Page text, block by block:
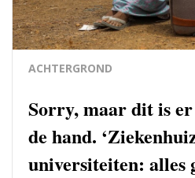
ACHTERGROND
Sorry, maar dit is
de hand.
universiteiten: alles